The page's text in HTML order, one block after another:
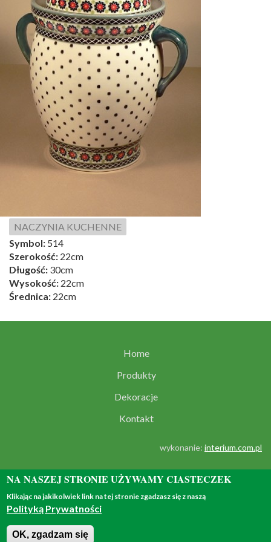
NACZYNIA KUCHENNE
Symbol: 514
Szerokość: 22cm
Długość: 30cm
Wysokość: 22cm
Średnica: 22cm
Home
Produkty
Dekoracje
Kontakt
wykonanie: interium.com.pl
© 2018 - all rights reserved
NA NASZEJ STRONIE UŻYWAMY CIASTECZEK
Klikając na jakikolwiek link na tej stronie zgadzasz się z naszą
Polityką Prywatności
OK, zgadzam się